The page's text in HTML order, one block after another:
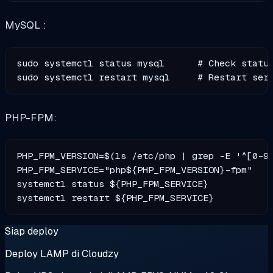
MySQL :
sudo systemctl status mysql      # Check
PHP-FPM:
PHP_FPM_VERSION=$(ls /etc/php | grep -E
PHP_FPM_SERVICE="php${PHP_FPM_VERSION}-fpm"
systemctl status ${PHP_FPM_SERVICE}
Siap deploy
Deploy LAMP di Cloudzy